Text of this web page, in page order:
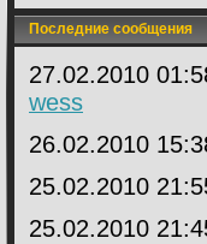
Последние сообщения
27.02.2010
wess
26.02.2010
25.02.2010
25.02.2010